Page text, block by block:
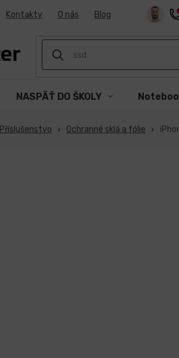
Kontakty O nás Blog
NASPÄŤ DO ŠKOLY
Příslušenstvo Ochranné sklá a fólie